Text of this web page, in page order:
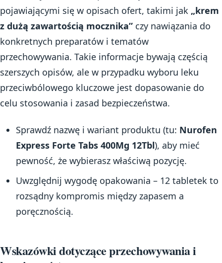
pojawiającymi się w opisach ofert, takimi jak „krem
z dużą zawartością mocznika” czy nawiązania do
konkretnych preparatów i tematów
przechowywania. Takie informacje bywają częścią
szerszych opisów, ale w przypadku wyboru leku
przeciwbólowego kluczowe jest dopasowanie do
celu stosowania i zasad bezpieczeństwa.
Sprawdź nazwę i wariant produktu (tu: Nurofen
Express Forte Tabs 400Mg 12Tbl), aby mieć
pewność, że wybierasz właściwą pozycję.
Uwzględnij wygodę opakowania – 12 tabletek to
rozsądny kompromis między zapasem a
poręcznością.
Wskazówki dotyczące przechowywania i